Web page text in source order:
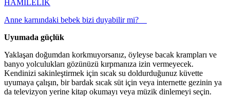
HAMİLELİK
Anne karnındaki bebek bizi duyabilir mi?
Uyumada güçlük
Yaklaşan doğumdan korkmuyorsanız, öyleyse bacak krampları ve
banyo yolculukları gözünüzü kırpmanıza izin vermeyecek.
Kendinizi sakinleştirmek için sıcak su doldurduğunuz küvette
uyumaya çalışın, bir bardak sıcak süt için veya internette gezinin ya
da televizyon yerine kitap okumayı veya müzik dinlemeyi seçin.